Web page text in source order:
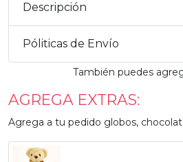
Descripción
Póliticas de Envío
También puedes
AGREGA EXTRAS:
Agrega a tu pedido globos,